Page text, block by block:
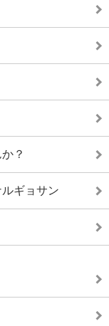
？
ギョサン